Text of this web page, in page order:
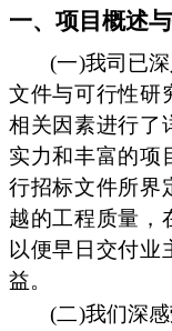
一、项目概述
(一)我司已
文件与可行性研
相关因素进行了
实力和丰富的项
行招标文件所界
越的工程质量，
以便早日交付业
益。
(二)我们深